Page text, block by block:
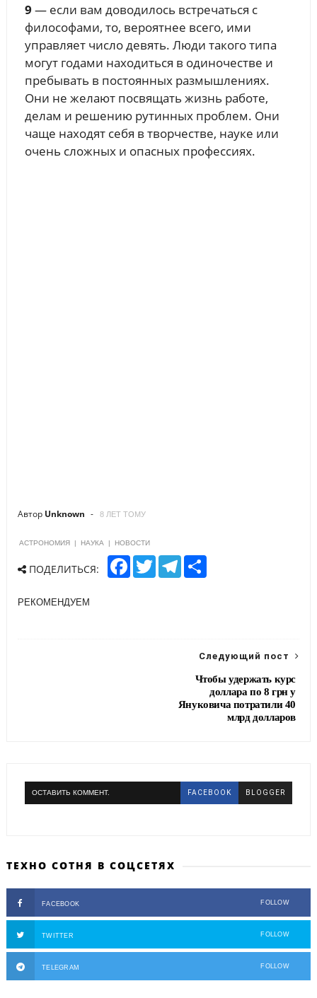
9 — если вам доводилось встречаться с
философами, то, вероятнее всего, ими
управляет число девять. Люди такого типа
могут годами находиться в одиночестве и
пребывать в постоянных размышлениях.
Они не желают посвящать жизнь работе,
делам и решению рутинных проблем. Они
чаще находят себя в творчестве, науке или
очень сложных и опасных профессиях.
Автор Unknown 8 ЛЕТ ТОМУ
АСТРОНОМИЯ | НАУКА | НОВОСТИ
ПОДЕЛИТЬСЯ:
F
T
w
T
e
S
РЕКОМЕНДУЕМ
Следующий пост
Чтобы удержать курс
доллара по 8 грн у
Януковича потратили 40
млрд долларов
ОСТАВИТЬ КОММЕНТ. FACEBOOK BLOGGER
ТЕХНО СОТНЯ В СОЦСЕТЯХ
FACEBOOK FOLLOW
TWITTER FOLLOW
TELEGRAM FOLLOW